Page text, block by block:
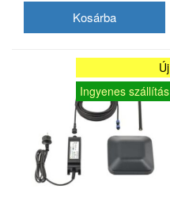
Új
Ingyenes szállítás